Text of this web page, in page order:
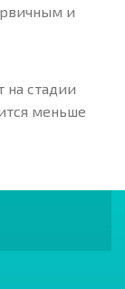
и
на стадии
меньше